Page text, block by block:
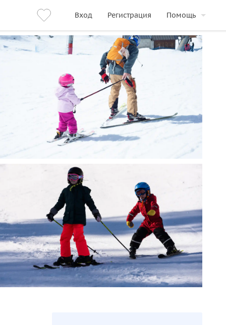
Вход Регистрация Помощь